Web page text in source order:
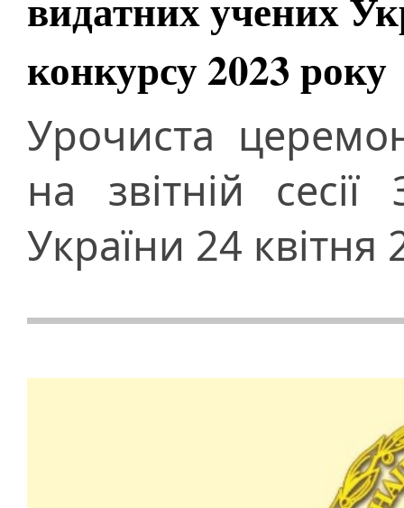
конкурсу 2023 року
Урочиста
на звітній
України 24 квітня